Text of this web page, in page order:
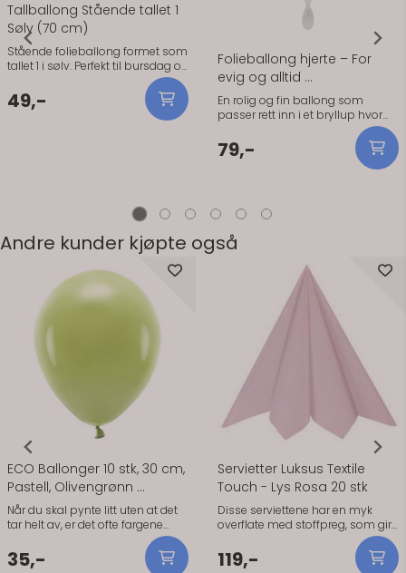
Tallballong Stående tallet 1
Sølv (70 cm)
Stående folieballong formet som
tallet 1 i sølv. Perfekt til bursdag og
49,-
Folieballong hjerte – For
evig og alltid ...
En rolig og fin ballong som
passer rett inn i et bryllup hvor
detaljene betyr noe. Den myke
grønne fargen, sammen med det
florale uttrykket og teksten «For
evig og alltid», gir en naturlig og
gavebordet, ved inngangen, eller
som en del av en enkel
ballongbukett. Spesielt fin
toner og litt gull hvis du vil holde
det stilrent og gjennomført. Dette
er ikke en ballong som roper –
den bare gjør jobben sin og løfter
folieballong Hjerteform Størrelse:
ca. 43 cm (17") Kan fylles med
helium eller luft Selvlukkende
ventil
79,-
Andre kunder kjøpte også
ECO Ballonger 10 stk, 30 cm,
Pastell, Olivengrønn ...
Når du skal pynte litt uten at det
tar helt av, er det ofte fargene
ballongene i olivengrønn legger
seg fint inn sammen med det du
35,-
Servietter Luksus Textile
Touch - Lys Rosa 20 stk
Disse serviettene har en myk
overflate med stoffpreg, som gir
bordet et mer gjennomført og
rolig uttrykk. De holder fasongen
fint og er enkle å brette, enten du
119,-